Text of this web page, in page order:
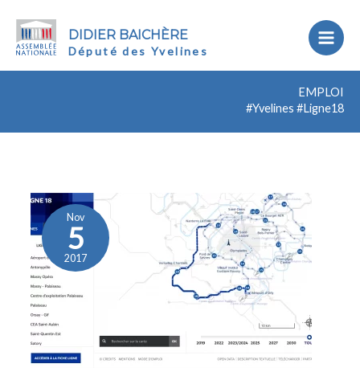
DIDIER BAICHÈRE
Député des Yvelines
EMPLOI
#Yvelines #Ligne18
Nov
5
2017
pas
passer
à
côté
de
l’OIN
Paris-
Saclay
ou